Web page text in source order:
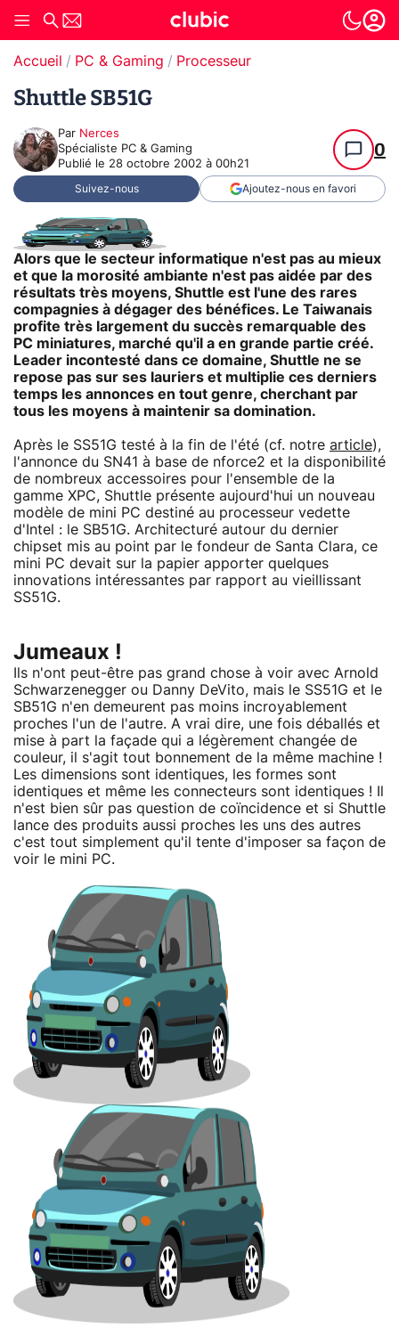
Accueil PC & Gaming Processeur
Shuttle SB51G
Par Nerces
Spécialiste PC & Gaming
Publié le 28 octobre 2002 à 00h21
0
Suivez-nous Ajoutez-nous en favori
Alors que le secteur informatique n'est pas au mieux
et que la morosité ambiante n'est pas aidée par des
résultats très moyens, Shuttle est l'une des rares
compagnies à dégager des bénéfices. Le Taiwanais
profite très largement du succès remarquable des
PC miniatures, marché qu'il a en grande partie créé.
Leader incontesté dans ce domaine, Shuttle ne se
repose pas sur ses lauriers et multiplie ces derniers
temps les annonces en tout genre, cherchant par
tous les moyens à maintenir sa domination.
Après le SS51G testé à la fin de l'été (cf. notre article),
l'annonce du SN41 à base de nforce2 et la disponibilité
de nombreux accessoires pour l'ensemble de la
gamme XPC, Shuttle présente aujourd'hui un nouveau
modèle de mini PC destiné au processeur vedette
d'Intel : le SB51G. Architecturé autour du dernier
chipset mis au point par le fondeur de Santa Clara, ce
mini PC devait sur la papier apporter quelques
innovations intéressantes par rapport au vieillissant
SS51G.
Jumeaux !
Ils n'ont peut-être pas grand chose à voir avec Arnold
Schwarzenegger ou Danny DeVito, mais le SS51G et le
SB51G n'en demeurent pas moins incroyablement
proches l'un de l'autre. A vrai dire, une fois déballés et
mise à part la façade qui a légèrement changée de
couleur, il s'agit tout bonnement de la même machine !
Les dimensions sont identiques, les formes sont
identiques et même les connecteurs sont identiques ! Il
n'est bien sûr pas question de coïncidence et si Shuttle
lance des produits aussi proches les uns des autres
c'est tout simplement qu'il tente d'imposer sa façon de
voir le mini PC.